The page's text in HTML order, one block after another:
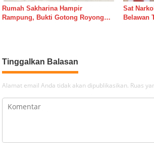
Rumah Sakharina Hampir
Rampung, Bukti Gotong Royong
Sat
Belawan
Tinggalkan Balasan
Alamat email Anda tidak akan dipublikasikan. Ruas